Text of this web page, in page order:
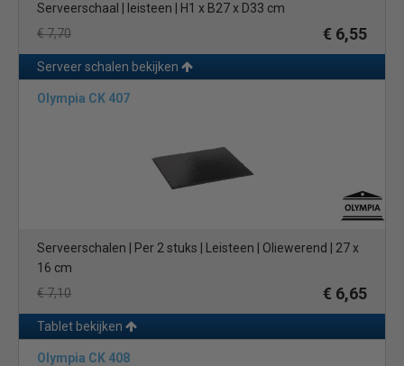
Dus of u nu een eenvoudige bistro, een drukke cateringbedrijf of
een levendig all-you-can-eat buffet runt, onze serveerschalen
zijn de perfecte aanvulling om uw gerechten te laten stralen.
Verhoog de ervaring van uw klanten, serveer met stijl!
Serveerschaal | leisteen | H1 x B27 x D33 cm
€ 7,70
€ 6,55
Serveer schalen bekijken
Olympia CK 407
Serveerschalen | Per 2 stuks | Leisteen | Oliewerend | 27 x
16 cm
€ 7,10
€ 6,65
Tablet bekijken
Olympia CK 408